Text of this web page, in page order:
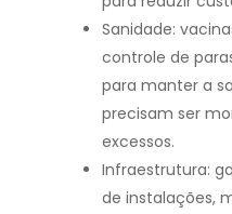
Sanidade:
controle de
para manter a
precisam ser
excessos.
Infraestrutura:
de instalações,